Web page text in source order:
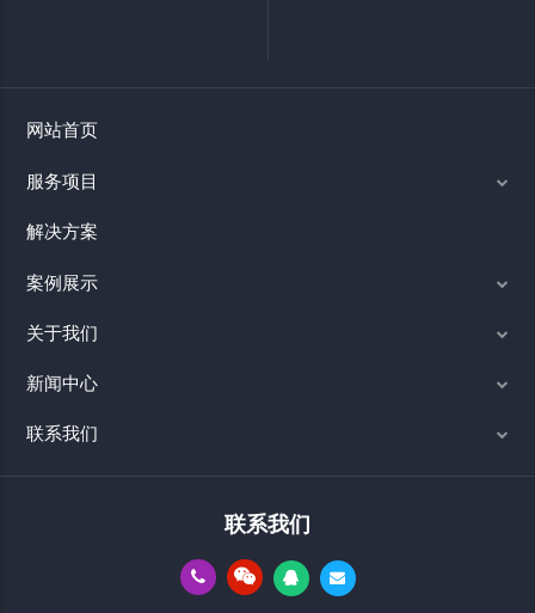
网站首页
服务项目
解决方案
案例展示
关于我们
新闻中心
联系我们
联系我们